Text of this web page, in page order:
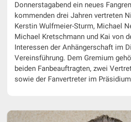
Donnerstagabend ein neues
kommenden drei Jahren vertreten
Kerstin Wulfmeier-Sturm, Michael
Michael Kretschmann und Kai von
Interessen der Anhängerschaft im
Vereinsführung. Dem Gremium
beiden Fanbeauftragten, zwei
sowie der Fanvertreter im